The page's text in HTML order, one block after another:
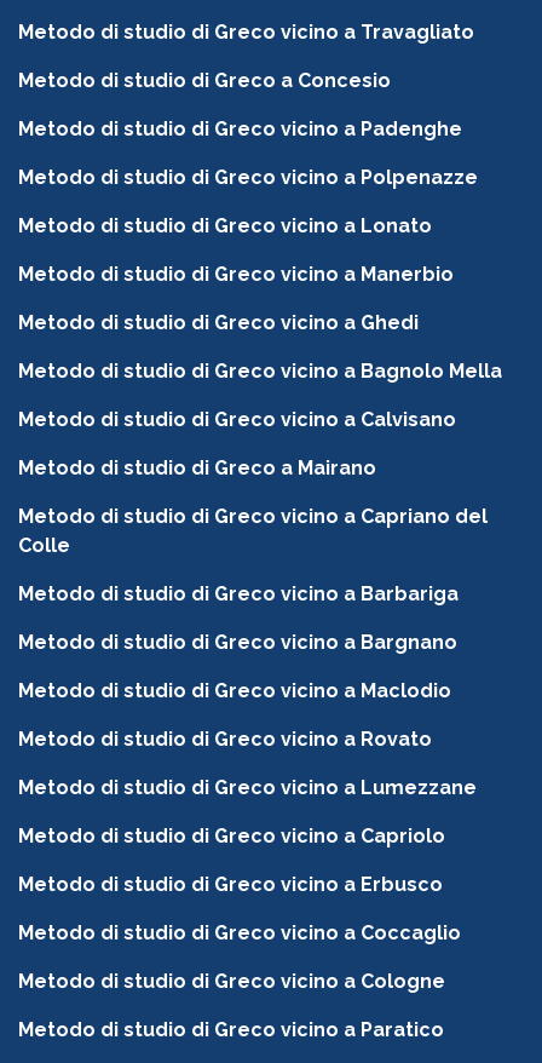
Metodo di studio di Greco vicino a Travagliato
Metodo di studio di Greco a Concesio
Metodo di studio di Greco vicino a Padenghe
Metodo di studio di Greco vicino a Polpenazze
Metodo di studio di Greco vicino a Lonato
Metodo di studio di Greco vicino a Manerbio
Metodo di studio di Greco vicino a Ghedi
Metodo di studio di Greco vicino a Bagnolo Mella
Metodo di studio di Greco vicino a Calvisano
Metodo di studio di Greco a Mairano
Metodo di studio di Greco vicino a Capriano del
Colle
Metodo di studio di Greco vicino a Barbariga
Metodo di studio di Greco vicino a Bargnano
Metodo di studio di Greco vicino a Maclodio
Metodo di studio di Greco vicino a Rovato
Metodo di studio di Greco vicino a Lumezzane
Metodo di studio di Greco vicino a Capriolo
Metodo di studio di Greco vicino a Erbusco
Metodo di studio di Greco vicino a Coccaglio
Metodo di studio di Greco vicino a Cologne
Metodo di studio di Greco vicino a Paratico